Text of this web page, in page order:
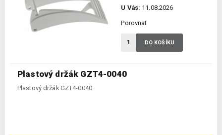
Plastový držák GZT4-0040
Plastový držák GZT4-0040
U Vás: 11.08.2026
Porovnat
DO KOŠÍKU